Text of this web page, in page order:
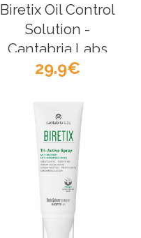
Biretix Oil Control
Solution -
Cantabria Labs
29.9